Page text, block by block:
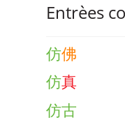
Entrèes
仿佛
仿真
仿古